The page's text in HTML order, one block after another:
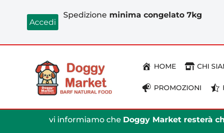
Accedi
Spedizione minima congelato 7kg
HOME CHI
PROMOZIONI
vi informiamo che Doggy Market resterà